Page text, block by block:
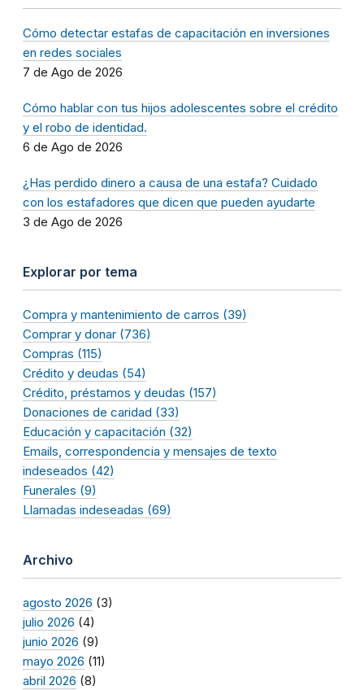
Cómo detectar estafas de capacitación en inversiones
en redes sociales
7 de Ago de 2026
Cómo hablar con tus hijos adolescentes sobre el crédito
y el robo de identidad.
6 de Ago de 2026
¿Has perdido dinero a causa de una estafa? Cuidado
con los estafadores que dicen que pueden ayudarte
3 de Ago de 2026
Explorar por tema
Compra y mantenimiento de carros (39)
Comprar y donar (736)
Compras (115)
Crédito y deudas (54)
Crédito, préstamos y deudas (157)
Donaciones de caridad (33)
Educación y capacitación (32)
Emails, correspondencia y mensajes de texto
indeseados (42)
Funerales (9)
Llamadas indeseadas (69)
Archivo
agosto 2026 (3)
julio 2026 (4)
junio 2026 (9)
mayo 2026 (11)
abril 2026 (8)